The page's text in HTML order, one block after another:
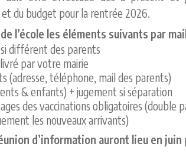
et du budget pour la rentrée 2026.
l’école les éléments suivants par
différent des parents
par votre mairie
(adresse, téléphone, mail des parents)
& enfants) + jugement si séparation
des vaccinations obligatoires (double
les nouveaux arrivants)
d’information auront lieu en juin